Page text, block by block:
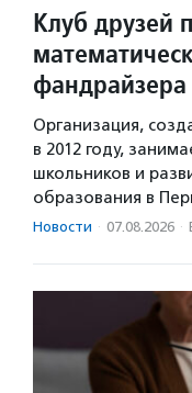
Клуб друзей
фандрайзера
Организация,
в 2012 году,
школьников и
образования в
Новости · 07.08.2026 ·